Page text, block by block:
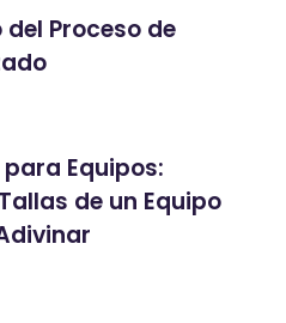
del Proceso de
Equipos:
de un Equipo